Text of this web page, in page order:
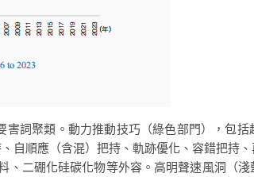
詞聚類。動力推動技巧（綠色部門），包括
自順應（含混）把持、軌跡優化、容錯把持
二硼化硅碳化物等外容。高明聲速風洞（淺